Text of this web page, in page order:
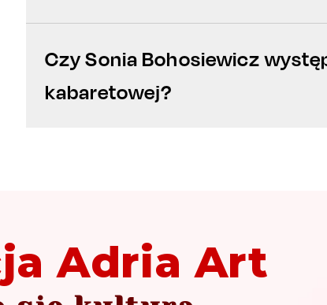
Czy Sonia Bohosiewicz
kabaretowej?
Adria Art